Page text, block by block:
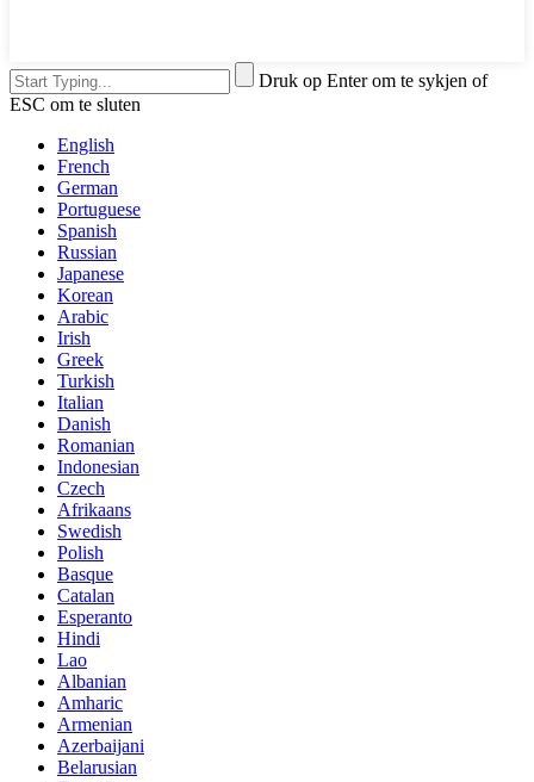
Druk op Enter om te sykjen of
ESC om te sluten
English
French
German
Portuguese
Spanish
Russian
Japanese
Korean
Arabic
Irish
Greek
Turkish
Italian
Danish
Romanian
Indonesian
Czech
Afrikaans
Swedish
Polish
Basque
Catalan
Esperanto
Hindi
Lao
Albanian
Amharic
Armenian
Azerbaijani
Belarusian